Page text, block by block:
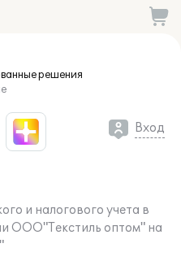
решения
Вход
и налогового учета в
ООО"Текстиль оптом" на